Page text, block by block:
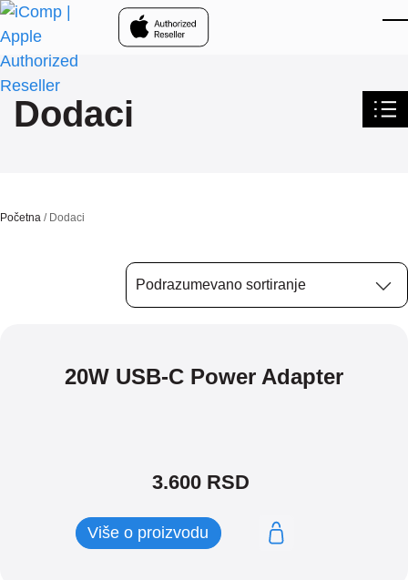
Skip to main content
Dodaci
Početna / Dodaci
20W USB-C Power Adapter
3.600 RSD
Više o proizvodu